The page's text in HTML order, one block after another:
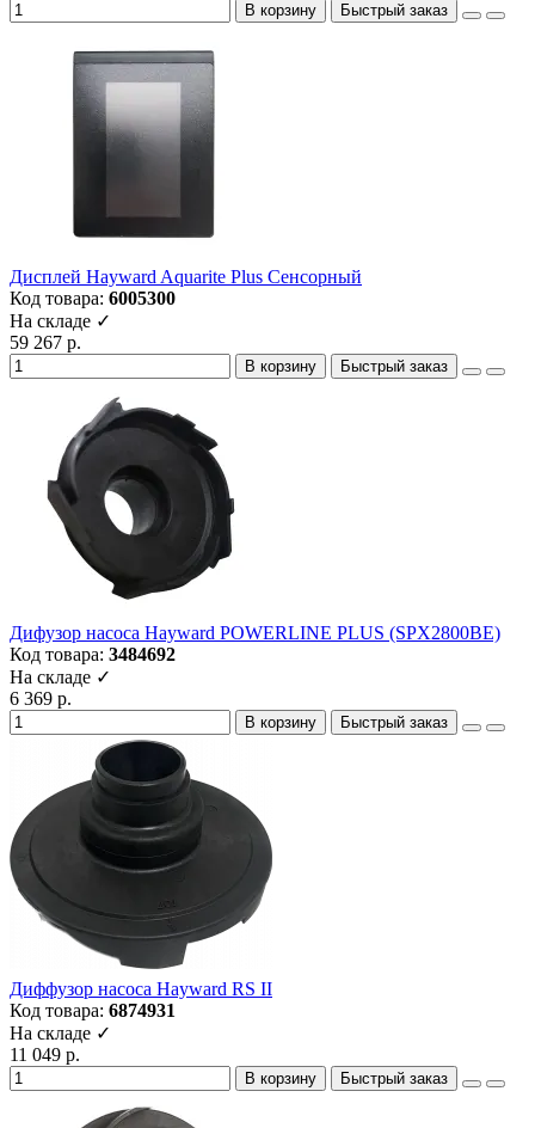
В корзину Быстрый заказ
Дисплей Hayward Aquarite Plus Сенсорный
Код товара: 6005300
На складе ✓
59 267 р.
В корзину Быстрый заказ
Дифузор насоса Hayward POWERLINE PLUS (SPX2800BE)
Код товара: 3484692
На складе ✓
6 369 р.
В корзину Быстрый заказ
Диффузор насоса Hayward RS II
Код товара: 6874931
На складе ✓
11 049 р.
В корзину Быстрый заказ